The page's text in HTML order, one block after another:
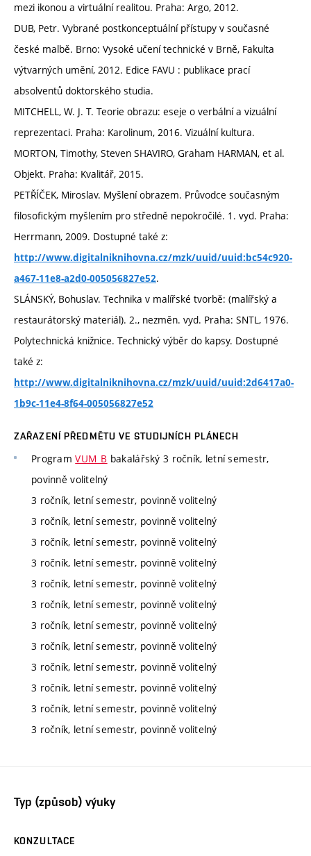
mezi ikonou a virtuální realitou. Praha: Argo, 2012.
DUB, Petr. Vybrané postkonceptuální přístupy v současné
české malbě. Brno: Vysoké učení technické v Brně, Fakulta
výtvarných umění, 2012. Edice FAVU : publikace prací
absolventů doktorského studia.
MITCHELL, W. J. T. Teorie obrazu: eseje o verbální a vizuální
reprezentaci. Praha: Karolinum, 2016. Vizuální kultura.
MORTON, Timothy, Steven SHAVIRO, Graham HARMAN, et al.
Objekt. Praha: Kvalitář, 2015.
PETŘÍČEK, Miroslav. Myšlení obrazem. Průvodce současným
filosofickým myšlením pro středně nepokročilé. 1. vyd. Praha:
Herrmann, 2009. Dostupné také z:
http://www.digitalniknihovna.cz/mzk/uuid/uuid:bc54c920-
a467-11e8-a2d0-005056827e52.
SLÁNSKÝ, Bohuslav. Technika v malířské tvorbě: (malířský a
restaurátorský materiál). 2., nezměn. vyd. Praha: SNTL, 1976.
Polytechnická knižnice. Technický výběr do kapsy. Dostupné
také z:
http://www.digitalniknihovna.cz/mzk/uuid/uuid:2d6417a0-
1b9c-11e4-8f64-005056827e52
ZAŘAZENÍ PŘEDMĚTU VE STUDIJNÍCH PLÁNECH
ProgramVUM_B bakalářský 3 ročník, letní semestr,
povinně volitelný
3 ročník, letní semestr, povinně volitelný
3 ročník, letní semestr, povinně volitelný
3 ročník, letní semestr, povinně volitelný
3 ročník, letní semestr, povinně volitelný
3 ročník, letní semestr, povinně volitelný
3 ročník, letní semestr, povinně volitelný
3 ročník, letní semestr, povinně volitelný
3 ročník, letní semestr, povinně volitelný
3 ročník, letní semestr, povinně volitelný
3 ročník, letní semestr, povinně volitelný
3 ročník, letní semestr, povinně volitelný
3 ročník, letní semestr, povinně volitelný
Typ (způsob) výuky
KONZULTACE